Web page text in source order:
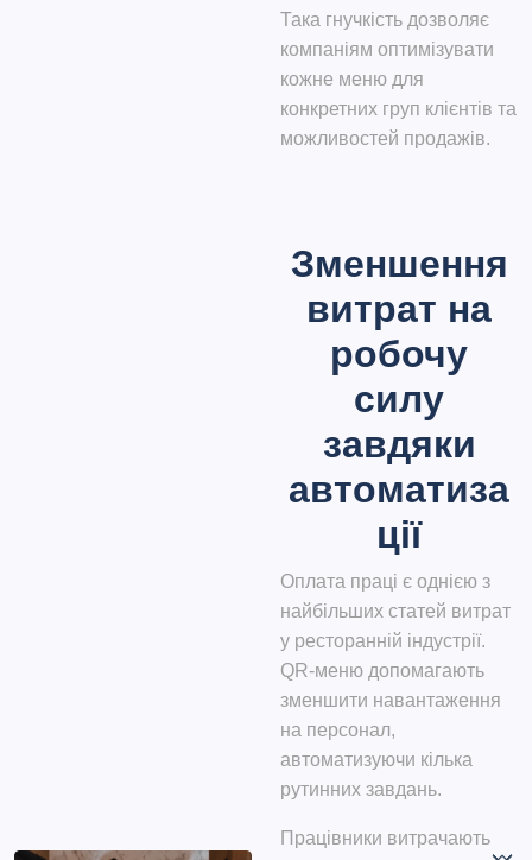
Така гнучкість дозволяє
компаніям оптимізувати
кожне меню для
конкретних груп клієнтів та
можливостей продажів.
Зменшення
витрат на
робочу
силу
завдяки
автоматиза
ції
Оплата праці є однією з
найбільших статей витрат
у ресторанній індустрії.
QR-меню допомагають
зменшити навантаження
на персонал,
автоматизуючи кілька
рутинних завдань.
Працівники витрачають